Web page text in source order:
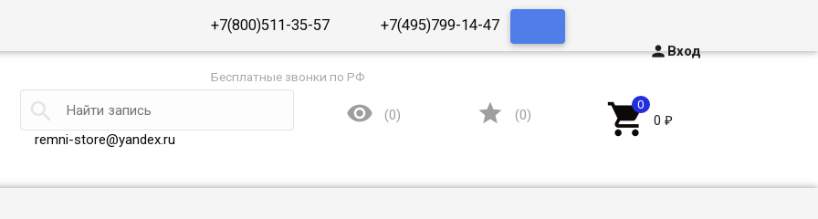
+7(800)511-35-57
Бесплатные звонки по РФ
+7(495)799-14-47
Вход

remni-store@yandex.ru  0₽
 (0)
 (0)